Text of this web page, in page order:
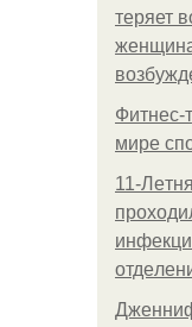
теряет
Фитнес-
мире
11-